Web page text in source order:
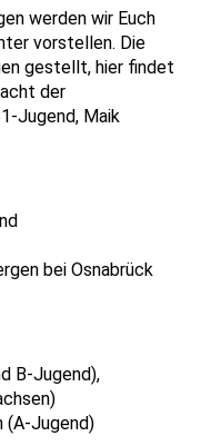
werden wir Euch
vorstellen. Die
gestellt, hier findet
der
Jugend, Maik
bei Osnabrück
B-Jugend),
(A-Jugend)